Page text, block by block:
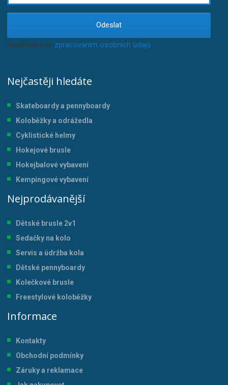
Odeslat
Souhlasím se zpracováním osobních údajů
Nejčastěji hledáte
Skateboardy a pennyboardy
Koloběžky a odrážedla
Cyklistické helmy
Hokejové brusle
Hokejbalové vybavení
Kempingové vybavení
Nejprodávanější
Dětské brusle 2v1
Sedačky na kolo
Servis a údržba kola
Dětské pennyboardy
Kolečkové brusle
Freestylové koloběžky
Informace
Kontakty
Obchodní podmínky
Záruky a reklamace